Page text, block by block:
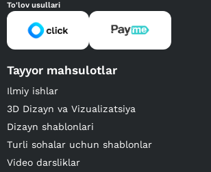
To'lov usullari
Tayyor mahsulotlar
Ilmiy ishlar
3D Dizayn va Vizualizatsiya
Dizayn shablonlari
Turli sohalar uchun shablonlar
Video darsliklar